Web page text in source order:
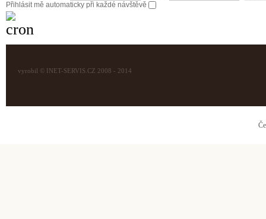
Přihlásit mě automaticky při každé návštěvě
vyrobil © INET-SERVIS.CZ 2008 - 2014